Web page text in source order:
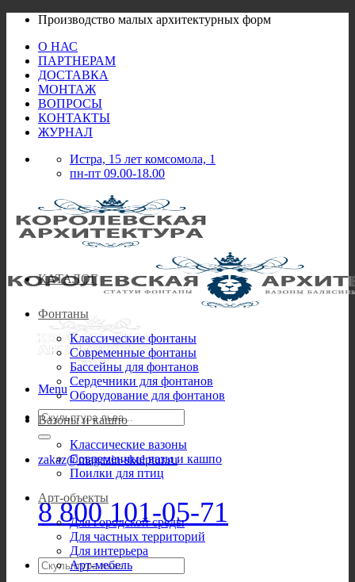
Skip
content
Производство малых архитектурных форм
О НАС
ПАРТНЕРАМ
ДОСТАВКА
МОНТАЖ
ВОПРОСЫ
КОНТАКТЫ
ЖУРНАЛ
Истра, 15 лет комсомола, 1
пн-пт 09.00-18.00
Menu
Искать:
zakaz@magazin-skulptur.ru
8 800 101-05-71
Искать:
КАТАЛОГ
Фонтаны
Классические фонтаны
Современные фонтаны
Бассейны для фонтанов
Сердечники для фонтанов
Оборудование для фонтанов
Вазоны и кашпо
Классические вазоны
Современные вазы и кашпо
Поилки для птиц
Арт-объекты
Для городской среды
Для частных территорий
Для интерьера
Арт-мебель